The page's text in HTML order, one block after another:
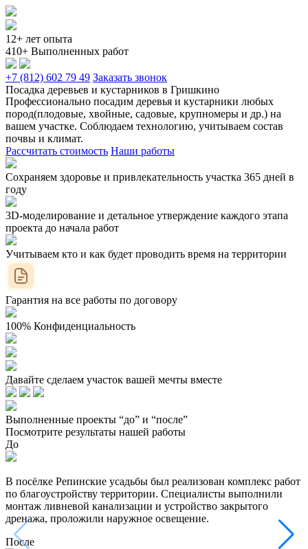
12+ лет опыта
410+ Выполненных работ
+7 (812) 602 79 49 Заказать звонок
Посадка деревьев и кустарников в Гришкино
Профессионально посадим деревья и кустарники любых
пород(плодовые, хвойные, садовые, крупномеры и др.) на
вашем участке. Соблюдаем технологию, учитываем состав
почвы и климат.
Рассчитать стоимость Наши работы
Сохраняем здоровье и привлекательность участка 365 дней в
году
3D-моделирование и детальное утверждение каждого этапа
проекта до начала работ
Учитываем кто и как будет проводить время на территории
Гарантия на все работы по договору
100% Конфиденциальность
Давайте сделаем участок вашей мечты вместе
Выполненные проекты “до” и “после”
Посмотрите результаты нашей работы
До
В посёлке Репинские усадьбы был реализован комплекс работ
по благоустройству территории. Специалисты выполнили
монтаж ливневой канализации и устройство закрытого
дренажа, проложили наружное освещение.
После